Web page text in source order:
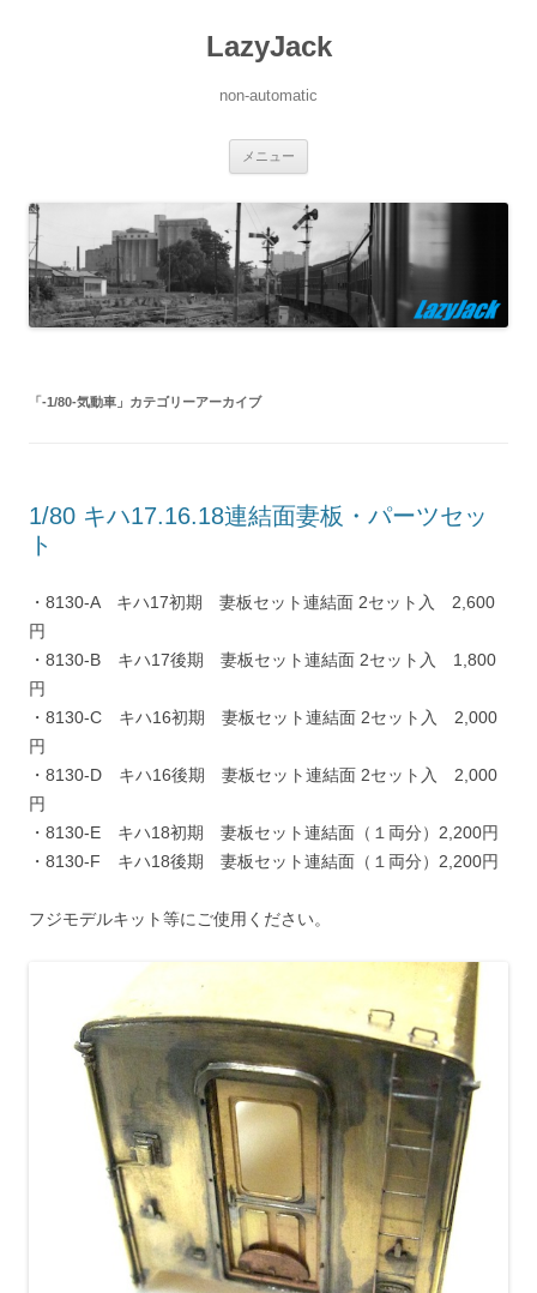
LazyJack
non-automatic
メニュー
ツ
へ
ス
キ
ッ
プ
「 -1/80-気動車 」カテゴリーアーカイブ
1/80 キハ17.16.18連結面妻板・パーツセッ
ト
・8130-A キハ17初期 妻板セット連結面 2セット入 2,600
円
・8130-B キハ17後期 妻板セット連結面 2セット入 1,800
円
・8130-C キハ16初期 妻板セット連結面 2セット入 2,000
円
・8130-D キハ16後期 妻板セット連結面 2セット入 2,000
円
・8130-E キハ18初期 妻板セット連結面（１両分）2,200円
・8130-F キハ18後期 妻板セット連結面（１両分）2,200円
フジモデルキット等にご使用ください。